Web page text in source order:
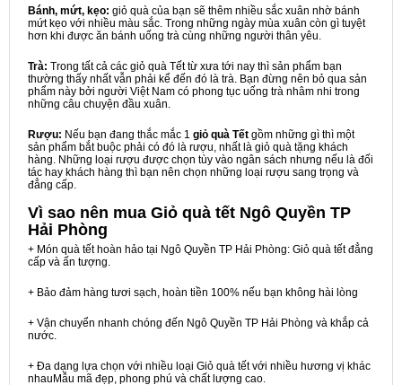
Bánh, mứt, kẹo: giỏ quà của bạn sẽ thêm nhiều sắc xuân nhờ bánh
mứt kẹo với nhiều màu sắc. Trong những ngày mùa xuân còn gì tuyệt
hơn khi được ăn bánh uống trà cùng những người thân yêu.
Trà: Trong tất cả các giỏ quà Tết từ xưa tới nay thì sản phẩm bạn
thường thấy nhất vẫn phải kể đến đó là trà. Bạn đừng nên bỏ qua sản
phẩm này bởi người Việt Nam có phong tục uống trà nhâm nhi trong
những câu chuyện đầu xuân.
Rượu: Nếu bạn đang thắc mắc 1 giỏ quà Tết gồm những gì thì một
sản phẩm bắt buộc phải có đó là rượu, nhất là giỏ quà tặng khách
hàng. Những loại rượu được chọn tùy vào ngân sách nhưng nếu là đối
tác hay khách hàng thì bạn nên chọn những loại rượu sang trọng và
đẳng cấp.
Vì sao nên mua Giỏ quà tết Ngô Quyền TP
Hải Phòng
+ Món quà tết hoàn hảo tại Ngô Quyền TP Hải Phòng: Giỏ quà tết đẳng
cấp và ấn tượng.
+ Bảo đảm hàng tươi sạch, hoàn tiền 100% nếu bạn không hài lòng
+ Vận chuyển nhanh chóng đến Ngô Quyền TP Hải Phòng và khắp cả
nước.
+ Đa dạng lựa chọn với nhiều loại Giỏ quà tết với nhiều hương vị khác
nhauMẫu mã đẹp, phong phú và chất lượng cao.